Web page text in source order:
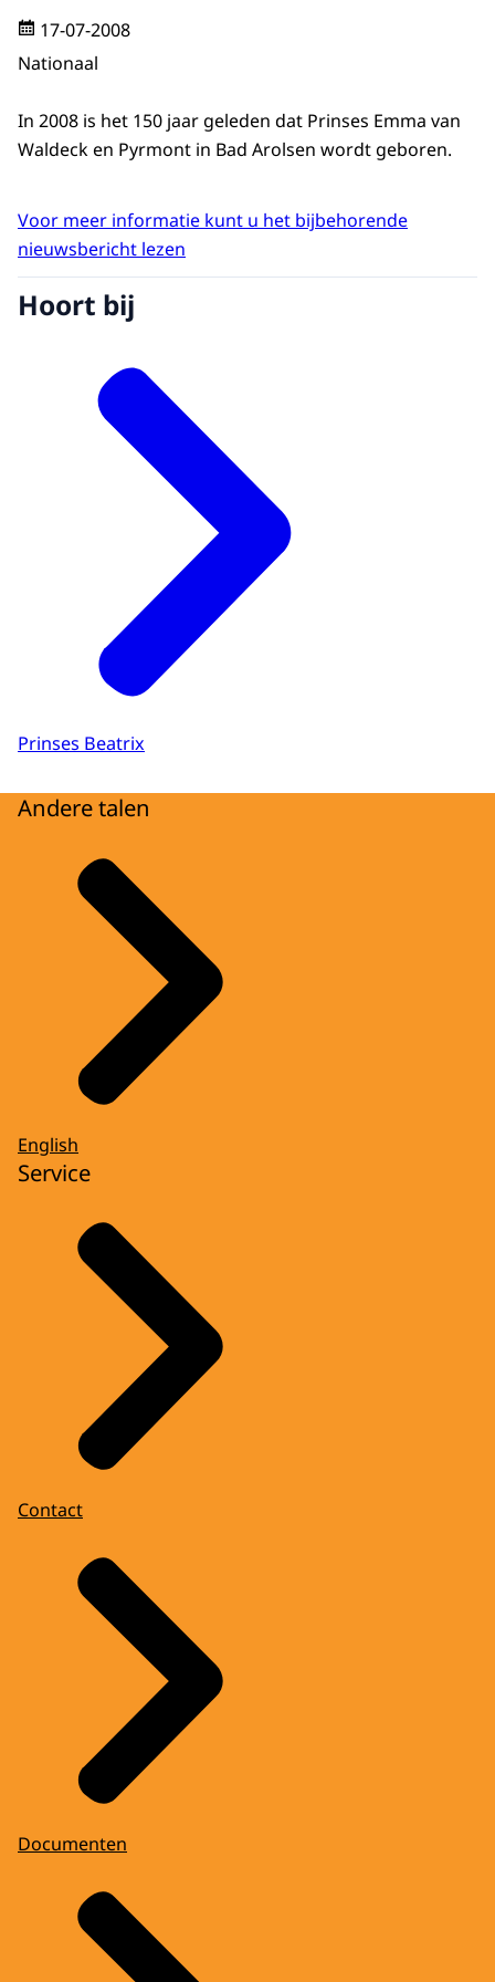
17-07-2008
Nationaal
In 2008 is het 150 jaar geleden dat Prinses Emma van
Waldeck en Pyrmont in Bad Arolsen wordt geboren.
Voor meer informatie kunt u het bijbehorende
nieuwsbericht lezen
Hoort bij
Prinses Beatrix
Andere talen
English
Service
Contact
Documenten